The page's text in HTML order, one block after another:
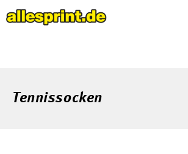
Tennissocken